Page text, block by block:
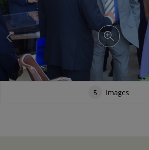
5 Images